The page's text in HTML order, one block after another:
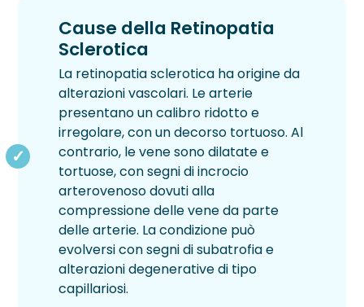
Cause della Retinopatia
Sclerotica
La retinopatia sclerotica ha origine da
alterazioni vascolari. Le arterie
presentano un calibro ridotto e
irregolare, con un decorso tortuoso. Al
contrario, le vene sono dilatate e
tortuose, con segni di incrocio
arterovenoso dovuti alla
compressione delle vene da parte
delle arterie. La condizione può
evolversi con segni di subatrofia e
alterazioni degenerative di tipo
capillariosi.
Ipermetropia
Miopia
Presbiopia
Intervento Cataratta
Cheratiti e Ulcere Corneali
Cheratocono
Fotopsie
Glaucoma
Inestetismi Palpebrali ›
Maculopatie
Occhio Secco
Retinopatie
Siringoma
Trichiasi
Retinopatia Diabetica
Retinopatia Sclerotica
Distacco di Retina
DMS
Foro Maculare
Neurite Ottica
Chirurgia Refrattiva
Chirurgia segmento anteriore
Laser Ambulatoriale
Chirurgia Segmento Posteriore dell’Occhio
Cross Linking
Trapianto di Cornea
Lasek
Lensectomia
Lente Intraoculare Fachica
PRK Transepiteliale
PRK
Chirurgia della Cataratta
Laser Trabeculoplastica Micropulsata
Laser 2RT
YAG Laser
Laser DSLT ALCON
Fotobiomodulazione LM®LLLT e luce pulsata
IPL
Iniezioni Intravitreali
Analisi del Film Lacrimale
Biomicroscopia Endoteliale
Biometria
Campo Visivo Computerizzato
Fluorangiografia
OCT – Segmento Posteriore
OCT – Segmento Anteriore
Pachimetria
Sede Vimercate
Medici
Staff
Convenzioni
Finanziamenti